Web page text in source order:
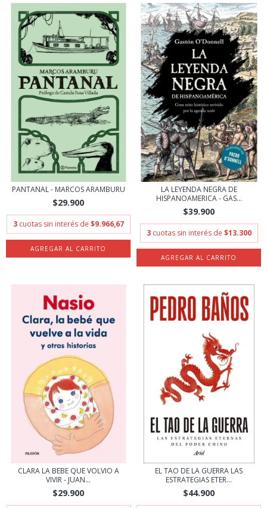
PANTANAL - MARCOS ARAMBURU
$29.900
3 cuotas sin interés de $9.966,67
LA LEYENDA NEGRA DE
HISPANOAMERICA - GAS...
$39.900
3 cuotas sin interés de $13.300
CLARA LA BEBE QUE VOLVIO A
VIVIR - JUAN...
$29.900
EL TAO DE LA GUERRA LAS
ESTRATEGIAS ETER...
$44.900